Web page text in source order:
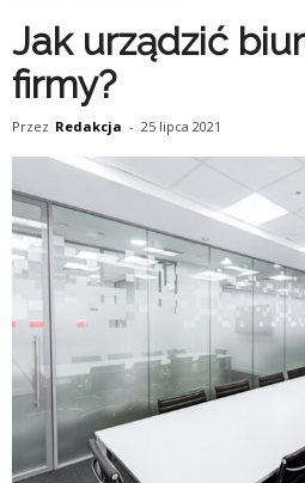
Jak urządzić
firmy?
Przez Redakcja - 25 lipca 2021